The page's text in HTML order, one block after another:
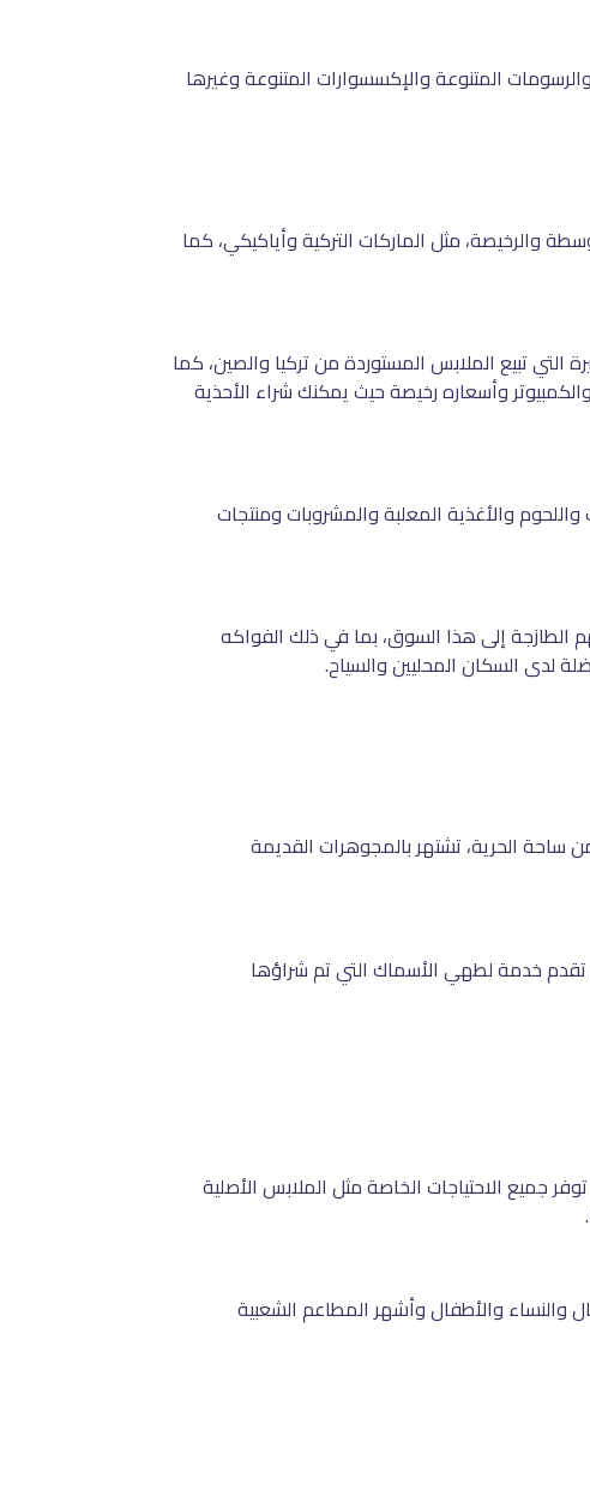
المتنوعة والإكسسوارات المتنوعة وغيرها
والرخيصة، مثل الماركات التركية وأياكيكي، كما
تبيع الملابس المستوردة من تركيا والصين، كما
وأسعاره رخيصة حيث يمكنك شراء الأحذية
والأغذية المعلبة والمشروبات ومنتجات
الطازجة إلى هذا السوق، بما في ذلك الفواكه
لدى السكان المحليين والسياح.
الحرية، تشتهر بالمجوهرات القديمة
خدمة لطهي الأسماك التي تم شراؤها
جميع الاحتياجات الخاصة مثل الملابس الأصلية
والنساء والأطفال وأشهر المطاعم الشعبية